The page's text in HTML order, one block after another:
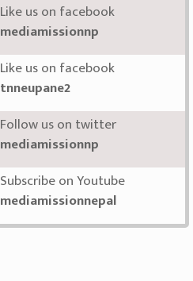
Like us on facebook
mediamissionnp
Like us on facebook
tnneupane2
Follow us on twitter
mediamissionnp
Subscribe on Youtube
mediamissionnepal